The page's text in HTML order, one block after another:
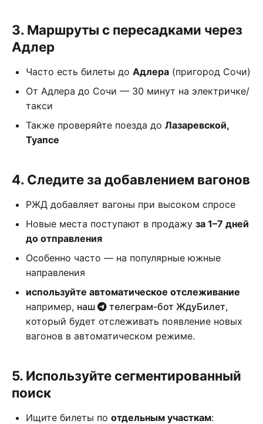
3. Маршруты с пересадками через
Адлер
Часто есть билеты до Адлера (пригород Сочи)
От Адлера до Сочи — 30 минут на электричке/
такси
Также проверяйте поезда до Лазаревской,
Туапсе
4. Следите за добавлением вагонов
РЖД добавляет вагоны при высоком спросе
Новые места поступают в продажу за 1–7 дней
до отправления
Особенно часто — на популярные южные
направления
используйте автоматическое отслеживание
например, наш телеграм-бот ЖдуБилет,
который будет отслеживать появление новых
вагонов в автоматическом режиме.
5. Используйте сегментированный
поиск
Ищите билеты по отдельным участкам: